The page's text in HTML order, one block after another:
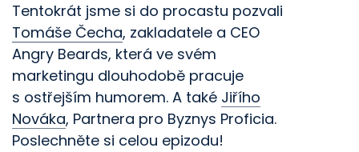
Tentokrát jsme si do procastu pozvali
Tomáše Čecha, zakladatele a CEO
Angry Beards, která ve svém
marketingu dlouhodobě pracuje
s ostřejším humorem. A také Jiřího
Nováka, Partnera pro Byznys Proficia.
Poslechněte si celou epizodu!